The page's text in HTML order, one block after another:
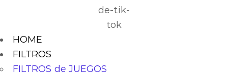
HOME
FILTROS
FILTROS de JUEGOS